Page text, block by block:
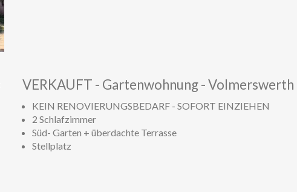
VERKAUFT - Gartenwohnung - Volmerswerth
KEIN RENOVIERUNGSBEDARF - SOFORT EINZIEHEN
2 Schlafzimmer
Süd- Garten + überdachte Terrasse
Stellplatz